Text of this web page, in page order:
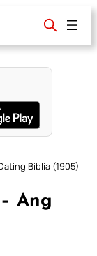
Biblia (1905)
Ang